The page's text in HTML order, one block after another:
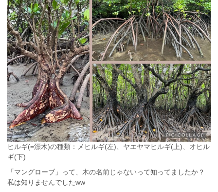
ヒルギ(=漂木)の種類：メヒルギ(左)、ヤエヤマヒルギ(上)、オヒル
ギ(下)
「マングローブ」って、木の名前じゃないって知ってましたか？
私は知りませんでしたww